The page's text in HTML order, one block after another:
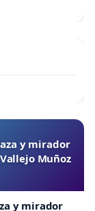
y mirador
Muñoz
y mirador